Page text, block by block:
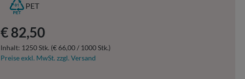
PET
Regulärer Preis:
€ 82,50
Inhalt: 1250 Stk. (€ 66,00 / 1000 Stk.)
Preise exkl. MwSt. zzgl. Versand